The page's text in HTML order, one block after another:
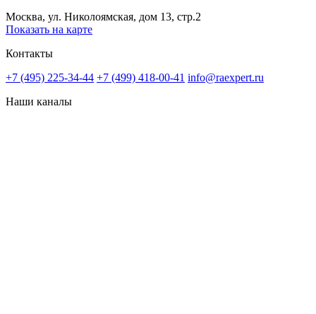
Москва, ул. Николоямская, дом 13, стр.2
Показать на карте
Контакты
+7 (495) 225-34-44 +7 (499) 418-00-41 info@raexpert.ru
Наши каналы